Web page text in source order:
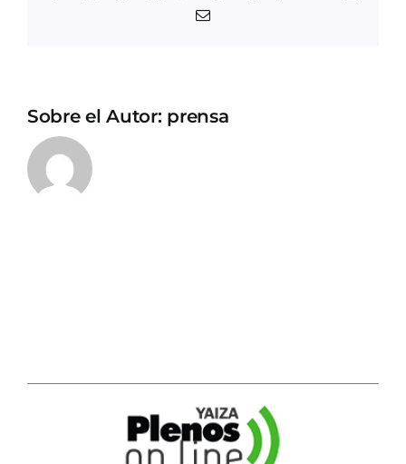
Correo
Sobre el Autor: prensa